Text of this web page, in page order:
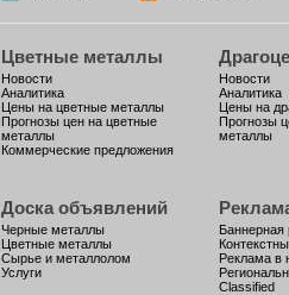
Цветные металлы
Новости
Аналитика
Цены на цветные металлы
Прогнозы цен на цветные
металлы
Коммерческие предложения
Новости
Аналитика
Цены на
Прогнозы
металлы
Доска объявлений
Черные металлы
Цветные металлы
Сырье и металлолом
Услуги
Баннерная
Реклама в
Classified